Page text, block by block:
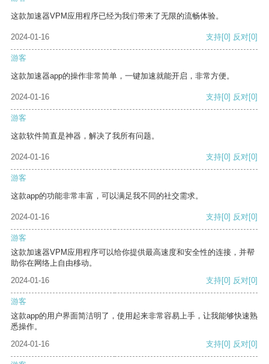
这款加速器VPM应用程序已经为我们带来了无限的流畅体验。
2024-01-16 支持[0] 反对[0]
游客
这款加速器app的操作非常简单，一键加速就能开启，非常方便。
2024-01-16 支持[0] 反对[0]
游客
这款软件简直是神器，解决了我所有问题。
2024-01-16 支持[0] 反对[0]
游客
这款app的功能非常丰富，可以满足我不同的社交需求。
2024-01-16 支持[0] 反对[0]
游客
这款加速器VPM应用程序可以给你提供最高速度和安全性的连接，并帮
助你在网络上自由移动。
2024-01-16
支持[0] 反对[0]
游客
这款app的用户界面简洁明了，使用起来非常容易上手，让我能够快速熟
悉操作。
2024-01-16
支持[0] 反对[0]